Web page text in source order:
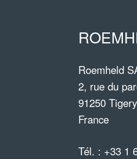
Roemheld
2, rue du
91250 Tigery
France
Tél. : +33 1